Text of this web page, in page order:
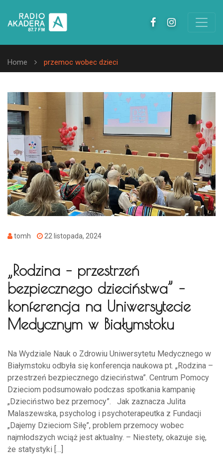
Home przemoc wobec dzieci
tomh 22 listopada, 2024
„Rodzina – przestrzeń
bezpiecznego dzieciństwa” –
konferencja na Uniwersytecie
Medycznym w Białymstoku
Na Wydziale Nauk o Zdrowiu Uniwersytetu Medycznego w
Białymstoku odbyła się konferencja naukowa pt. „Rodzina –
przestrzeń bezpiecznego dzieciństwa”. Centrum Pomocy
Dzieciom podsumowało podczas spotkania kampanię
„Dzieciństwo bez przemocy”. Jak zaznacza Julita
Malaszewska, psycholog i psychoterapeutka z Fundacji
„Dajemy Dzieciom Siłę”, problem przemocy wobec
najmłodszych wciąż jest aktualny. – Niestety, okazuje się,
że statystyki […]